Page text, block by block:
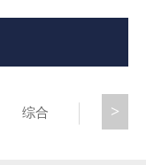
综合 昆滇
>